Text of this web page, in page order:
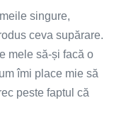
singure,
ceva supărare.
mele să-și facă o
îmi place mie să
peste faptul că